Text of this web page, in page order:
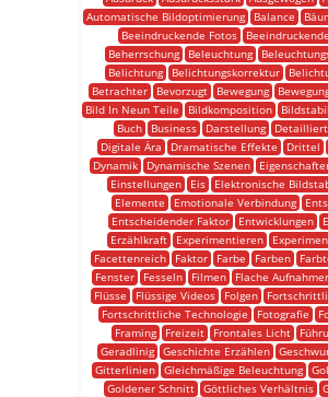
Automatische Bildoptimierung
Balance
Beeindruckende Fotos
Beherrschung
Beleuchtung
Belichtung
Belichtungskorrektur
Betrachter
Bevorzugt Bewegung
Bild In Neun Teile
Bildkomposition
Buch
Business Darstellung
Digitale Ära
Dramatische Effekte Drittel
Dynamik
Dynamische Szenen
Einstellungen
Eis
Elektronische
Elemente
Emotionale Verbindung
Entscheidender Faktor
Entwicklungen
Erzählkraft
Experimentieren
Facettenreich
Faktor Farbe Farben
Fenster
Fesseln Filmen Flache
Flüsse
Flüssige Videos Folgen
Fortschrittliche Technologie
Fotografie
Framing
Freizeit Frontales Licht
Geradlinig
Geschichte Erzählen
Gitterlinien Gleichmäßige Beleuchtung
Goldener Schnitt Göttliches Verhältnis